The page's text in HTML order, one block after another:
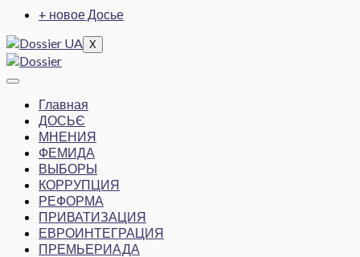
+ новое Досье
X
Главная
ДОСЬЄ
МНЕНИЯ
ФЕМИДА
ВЫБОРЫ
КОРРУПЦИЯ
РЕФОРМА
ПРИВАТИЗАЦИЯ
ЕВРОИНТЕГРАЦИЯ
ПРЕМЬЕРИАДА